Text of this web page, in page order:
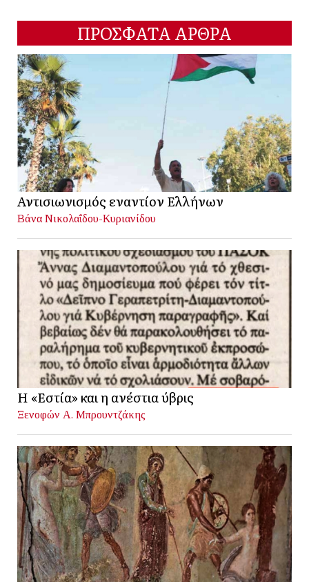
ΠΡΟΣΦΑΤΑ ΑΡΘΡΑ
Αντισιωνισμός εναντίον Ελλήνων
Βάνα Νικολαΐδου-Κυριανίδου
Η «Εστία» και η ανέστια ύβρις
Ξενοφών Α. Μπρουντζάκης